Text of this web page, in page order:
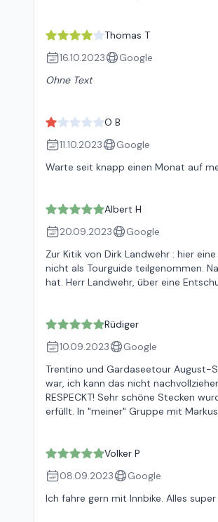
Thomas T
16.10.2023
Google
Ohne Text
O B
11.10.2023
Google
Warte seit knapp einen Monat auf
Albert H
20.09.2023
Google
Zur Kitik von Dirk Landwehr : hier
nicht als Tourguide teilgenommen.
hat. Herr Landwehr, über eine
Rüdiger
10.09.2023
Google
Trentino und Gardaseetour August-
war, ich kann das nicht
RESPECKT! Sehr schöne Stecken
erfüllt. In "meiner" Gruppe mit
Volker P
08.09.2023
Google
Ich fahre gern mit Innbike. Alles